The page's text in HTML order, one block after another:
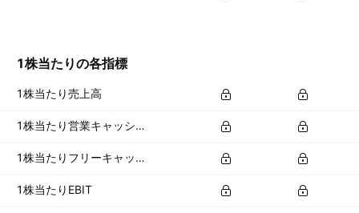
1株当たりの各指標
1株当たり売上高
1株当たり営業キャッシュフロー
1株当たりフリーキャッシュフロー
1株当たりEBIT